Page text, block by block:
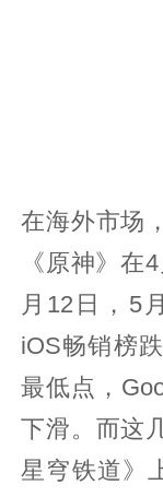
在海外市场
《原神》在
月12日，5
iOS畅销榜
最低点，
下滑。而这
星穹铁道》